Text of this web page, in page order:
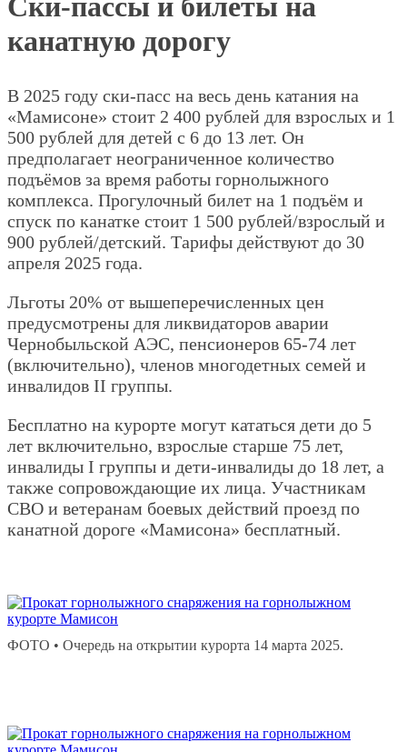
канатную дорогу
В 2025 году ски-пасс на весь день катания на
«Мамисоне» стоит 2 400 рублей для взрослых и 1
500 рублей для детей с 6 до 13 лет. Он
предполагает неограниченное количество
подъёмов за время работы горнолыжного
комплекса. Прогулочный билет на 1 подъём и
спуск по канатке стоит 1 500 рублей/взрослый и
900 рублей/детский. Тарифы действуют до 30
апреля 2025 года.
Льготы 20% от вышеперечисленных цен
предусмотрены для ликвидаторов аварии
Чернобыльской АЭС, пенсионеров 65-74 лет
(включительно), членов многодетных семей и
инвалидов II группы.
Бесплатно на курорте могут кататься дети до 5
лет включительно, взрослые старше 75 лет,
инвалиды I группы и дети-инвалиды до 18 лет, а
также сопровождающие их лица. Участникам
СВО и ветеранам боевых действий проезд по
канатной дороге «Мамисона» бесплатный.
ФОТО • Очередь на открытии курорта 14 марта 2025.